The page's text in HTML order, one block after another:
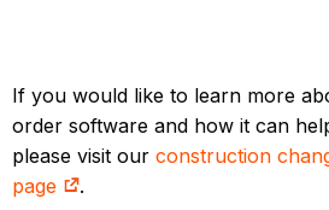
If you would like to learn more
order software and how it can
please visit ourconstruction
page
.